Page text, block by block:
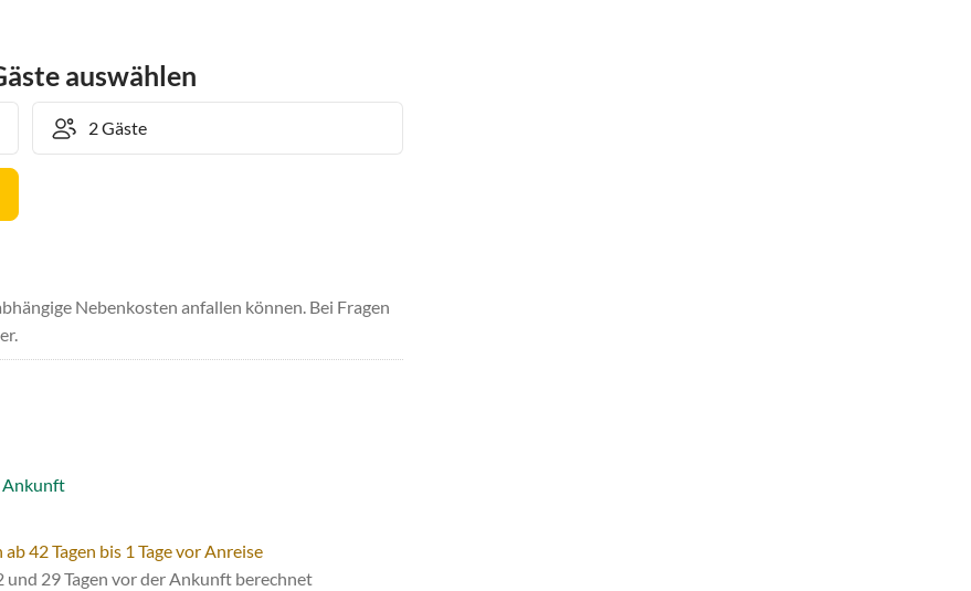
auswählen
Nebenkosten anfallen können. Bei Fragen
Ankunft
42 Tagen bis 1 Tage vor Anreise
29 Tagen vor der Ankunft berechnet